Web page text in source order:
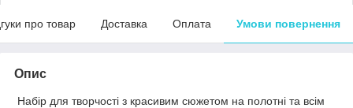
про товар Доставка Оплата Умови повернення
Опис
Набір для творчості з красивим сюжетом на полотні та всім